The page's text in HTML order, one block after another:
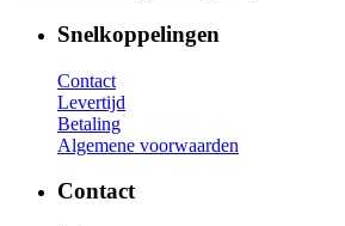
Snelkoppelingen
Contact
Levertijd
Betaling
Algemene voorwaarden
Contact